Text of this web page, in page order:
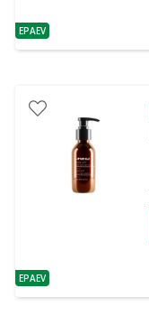
nõuanne
EPAEV
nõuanne
EPAEV